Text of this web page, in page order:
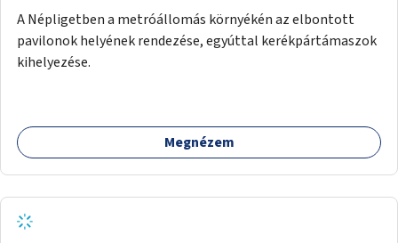
A Népligetben a metróállomás környékén az elbontott
pavilonok helyének rendezése, egyúttal kerékpártámaszok
kihelyezése.
Megnézem